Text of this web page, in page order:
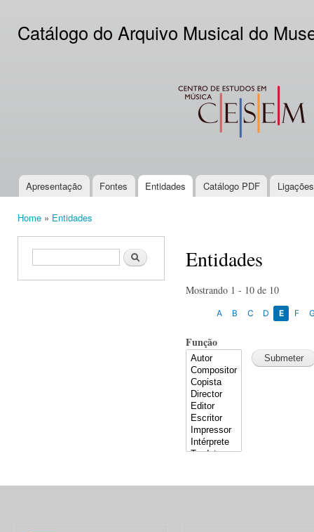
Catálogo do Arquivo Musical do
CESEM
Main menu
Apresentação Fontes Entidades Catálogo PDF
Home » Entidades
Search form Search Entidades
Mostrando 1 - 10 de 10
A B C D E F
Função